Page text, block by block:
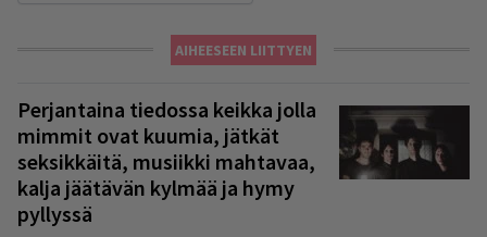
AIHEESEEN LIITTYEN
Perjantaina tiedossa keikka jolla
mimmit ovat kuumia, jätkät
seksikkäitä, musiikki mahtavaa,
kalja jäätävän kylmää ja hymy
pyllyssä